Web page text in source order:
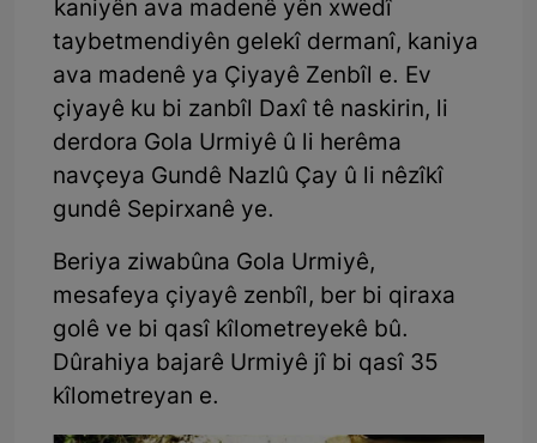
kaniyên ava madenê yên xwedî
taybetmendiyên gelekî dermanî, kaniya
ava madenê ya Çiyayê Zenbîl e. Ev
çiyayê ku bi zanbîl Daxî tê naskirin, li
derdora Gola Urmiyê û li herêma
navçeya Gundê Nazlû Çay û li nêzîkî
gundê Sepirxanê ye.
Beriya ziwabûna Gola Urmiyê,
mesafeya çiyayê zenbîl, ber bi qiraxa
golê ve bi qasî kîlometreyekê bû.
Dûrahiya bajarê Urmiyê jî bi qasî 35
kîlometreyan e.